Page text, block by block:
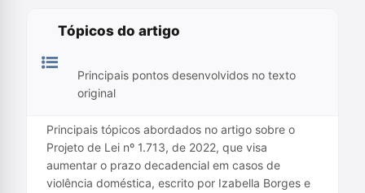
Tópicos do artigo
Principais pontos desenvolvidos no texto
original
Principais tópicos abordados no artigo sobre o
Projeto de Lei nº 1.713, de 2022, que visa
aumentar o prazo decadencial em casos de
violência doméstica, escrito por Izabella Borges e